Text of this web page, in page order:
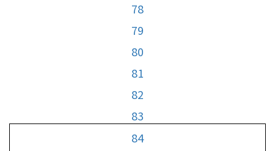
78
79
80
81
82
83
84